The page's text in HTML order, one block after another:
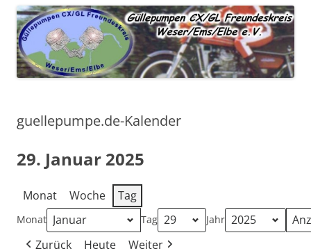
guellepumpe.de-Kalender
29. Januar 2025
Monat Woche Tag
Monat Tag Jahr
Zurück Heute Weiter